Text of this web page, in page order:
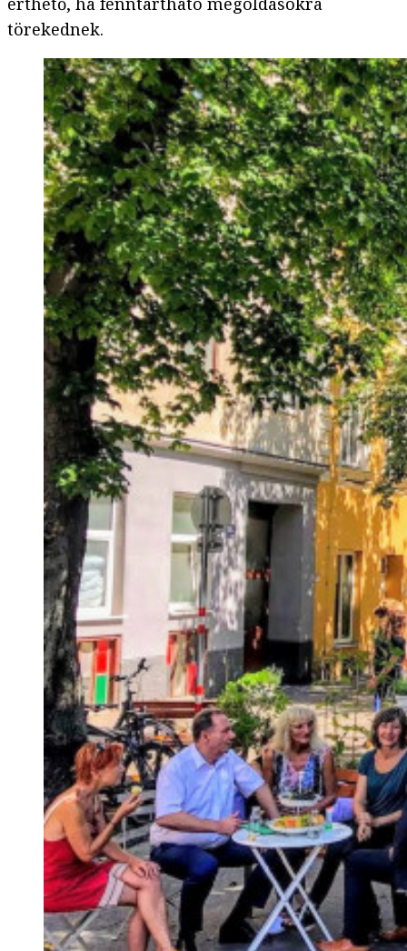
törekednek.